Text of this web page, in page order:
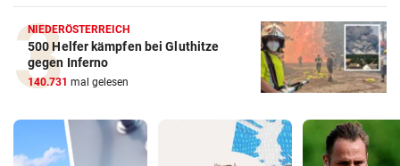
NIEDERÖSTERREICH
500 Helfer kämpfen bei Gluthitze
gegen Inferno
140.731 mal gelesen